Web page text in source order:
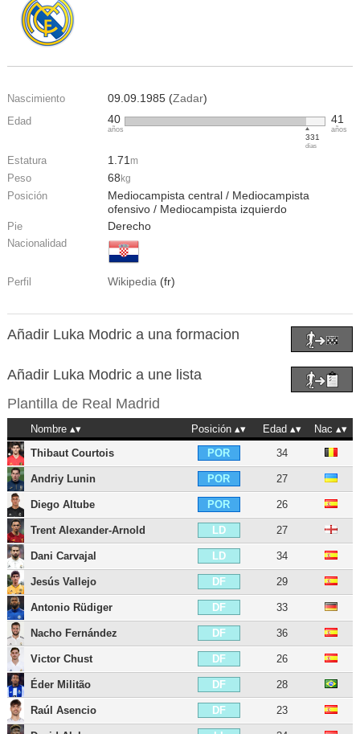
Nascimiento 09.09.1985 (Zadar)
Edad 40
años
331
días
41
años
Estatura 1.71m
Peso 68 kg
Posición
Mediocampista central / Mediocampista
ofensivo / Mediocampista izquierdo
Pie Derecho
Nacionalidad
Perfil Wikipedia (fr)
Añadir Luka Modric a una formacion
Añadir Luka Modric a une lista
Plantilla de Real Madrid
Nombre Posición Edad
Nac
Thibaut Courtois
POR 34
Andriy Lunin POR 27
Diego Altube POR 26
Trent Alexander-Arnold LD 27
Dani Carvajal LD 34
Jesús Vallejo DF 29
Antonio Rüdiger DF 33
Nacho Fernández DF 36
Victor Chust DF 26
Éder Militão DF 28
Raúl Asencio DF 23